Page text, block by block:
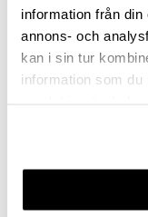
information från
annons- och
kan i sin tur
information som du
Snabba
Hämta i butik
Ledande